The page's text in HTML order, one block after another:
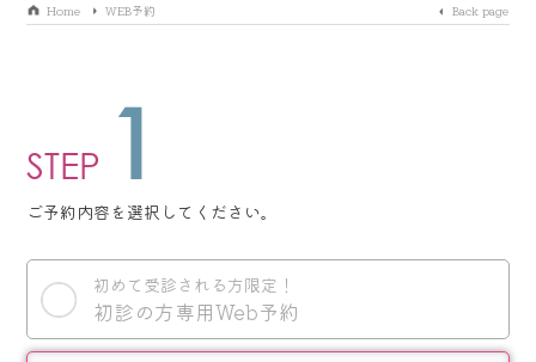
Home WEB予約 Back page
STEP 1
ご予約内容を選択してください。
初めて受診される方限定！
初診の方専用Web予約